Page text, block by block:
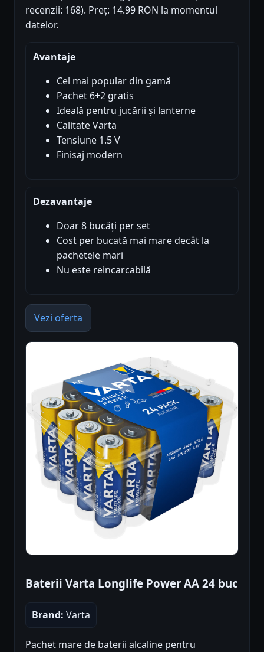
recenzii: 168). Preț: 14.99 RON la momentul
datelor.
Avantaje
Cel mai popular din gamă
Pachet 6+2 gratis
Ideală pentru jucării și lanterne
Calitate Varta
Tensiune 1.5 V
Finisaj modern
Dezavantaje
Doar 8 bucăți per set
Cost per bucată mai mare decât la
pachetele mari
Nu este reincarcabilă
Vezi oferta
Baterii Varta Longlife Power AA 24 buc
Brand: Varta
Pachet mare de baterii alcaline pentru